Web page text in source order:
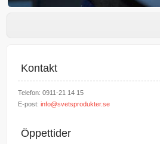
Kontakt
Telefon: 0911-21 14 15
E-post: info@svetsprodukter.se
Öppettider